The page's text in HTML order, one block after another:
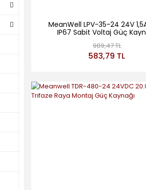
MeanWell LPV-35-24 24V
IP67 Sabit Voltaj Güç
989,47 TL
583,79 TL